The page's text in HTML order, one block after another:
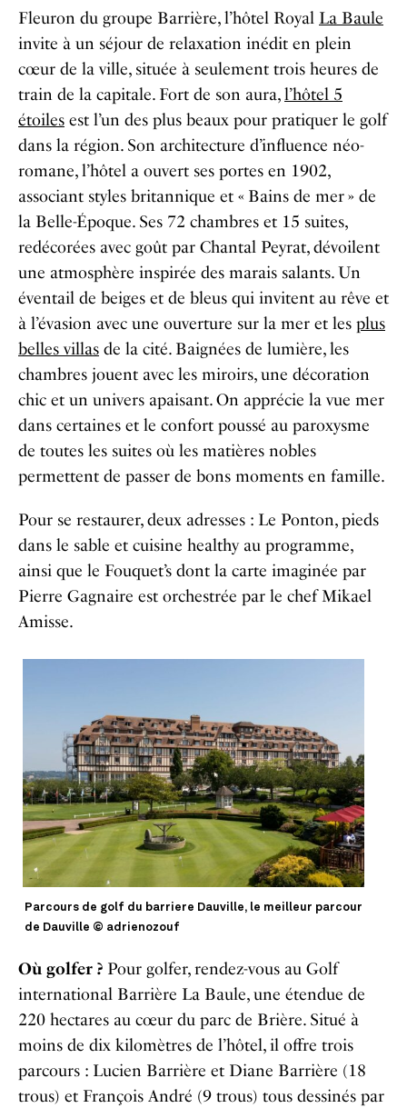
Fleuron du groupe Barrière, l’hôtel Royal La Baule
invite à un séjour de relaxation inédit en plein
cœur de la ville, située à seulement trois heures de
train de la capitale. Fort de son aura,l’hôtel 5
étoiles est l’un des plus beaux pour pratiquer le golf
dans la région. Son architecture d’influence néo-
romane, l’hôtel a ouvert ses portes en 1902,
associant styles britannique et « Bains de mer » de
la Belle-Époque. Ses 72 chambres et 15 suites,
redécorées avec goût par Chantal Peyrat, dévoilent
une atmosphère inspirée des marais salants. Un
éventail de beiges et de bleus qui invitent au rêve et
à l’évasion avec une ouverture sur la mer et les plus
belles villas de la cité. Baignées de lumière, les
chambres jouent avec les miroirs, une décoration
chic et un univers apaisant. On apprécie la vue mer
dans certaines et le confort poussé au paroxysme
de toutes les suites où les matières nobles
permettent de passer de bons moments en famille.
Pour se restaurer, deux adresses : Le Ponton, pieds
dans le sable et cuisine healthy au programme,
ainsi que le Fouquet’s dont la carte imaginée par
Pierre Gagnaire est orchestrée par le chef Mikael
Amisse.
Parcours de golf du barriere Dauville, le meilleur parcour
de Dauville © adrienozouf
Où golfer ? Pour golfer, rendez-vous au Golf
international Barrière La Baule, une étendue de
220 hectares au cœur du parc de Brière. Situé à
moins de dix kilomètres de l’hôtel, il offre trois
parcours : Lucien Barrière et Diane Barrière (18
trous) et François André (9 trous) tous dessinés par